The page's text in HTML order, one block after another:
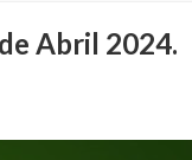
Abril 2024.